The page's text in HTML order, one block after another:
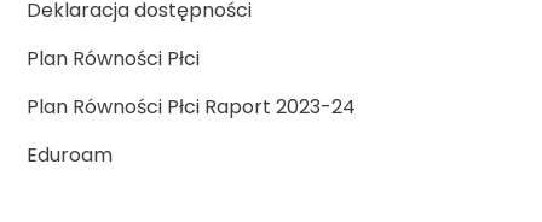
Deklaracja dostępności
Plan Równości Płci
Plan Równości Płci Raport 2023-24
Eduroam